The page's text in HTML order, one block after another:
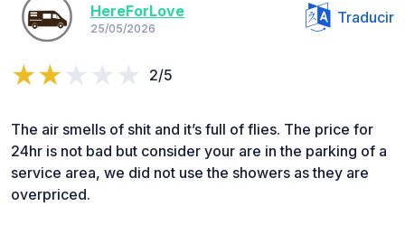
HereForLove
25/05/2026
Traducir
2/5
The air smells of shit and it’s full of flies. The price for
24hr is not bad but consider your are in the parking of a
service area, we did not use the showers as they are
overpriced.